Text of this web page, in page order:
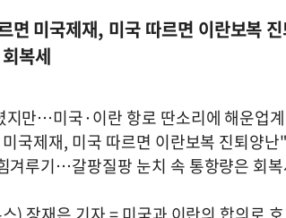
면 미국제재, 미국 따르면 이란보복
복세
지만…미국·이란 항로 딴소리에 해운업
국제재, 미국 따르면 이란보복 진퇴양난"
겨루기…갈팡질팡 눈치 속 통항량은 회복